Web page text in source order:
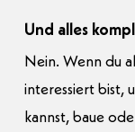
Und alles
Nein. Wenn du
interessiert bist,
kannst, baue